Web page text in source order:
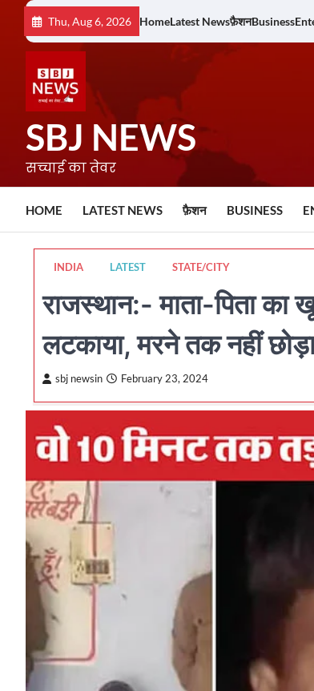
content
Thu, Aug 6, 2026 HomeLatest Newsफ़ैशनBusiness
SBJ NEWS
सच्चाई का तेवर
HOME LATEST NEWS फ़ैशन BUSINESS
INDIA LATEST STATE/CITY
राजस्थान:- माता-पिता
लटकाया, मरने तक नहीं
sbj newsin February 23, 2024